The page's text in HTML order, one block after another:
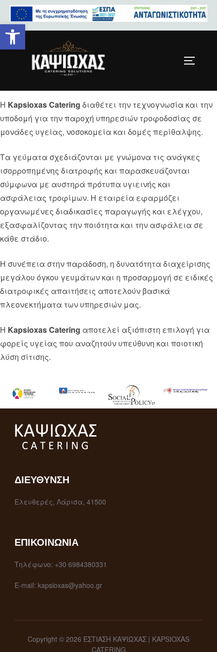
Τροφοδοσία Μονάδων Υγείας
& Νοσοκομείων
Η Kapsioxas Catering διαθέτει την τεχνογνωσία και την
υποδομή για την παροχή υπηρεσιών τροφοδοσίας σε
μονάδες υγείας, νοσοκομεία και δομές περίθαλψης.
Τα γεύματα σχεδιάζονται με γνώμονα τις ανάγκες
ισορροπημένης διατροφής και παρασκευάζονται
σύμφωνα με αυστηρά πρότυπα υγιεινής και
ασφάλειας τροφίμων. Η εταιρεία εφαρμόζει
οργανωμένες διαδικασίες παραγωγής και ελέγχου,
εξασφαλίζοντας την ποιότητα και την ασφάλεια σε
κάθε στάδιο.
Η συνέπεια στην παράδοση, η δυνατότητα διαχείρισης
μεγάλου όγκου γευμάτων και η προσαρμογή σε ειδικές
διατροφικές απαιτήσεις αποτελούν βασικά
πλεονεκτήματα των υπηρεσιών μας.
Η Kapsioxas Catering αποτελεί αξιόπιστη επιλογή για
φορείς υγείας που αναζητούν υπεύθυνη και ποιοτική
λύση σίτισης.
ΔΙΕΎΘΥΝΣΗ
Ελευθερές, Λάρισα, 41500
ΕΠΙΚΟΙΝΩΝΊΑ
Τηλέφωνο: +30 6984380331
E-mail: kapsioxas@yahoo.gr
Copyright © 2026 ΕΣΤΙΑΣΗ ΚΑΨΙΩΧΑΣ | KAPSIOXAS
CATERING
Ανοίξτε τη γραμμή εργαλείων